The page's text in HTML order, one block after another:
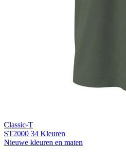
Classic-T
ST2000 34 Kleuren
Nieuwe kleuren en maten